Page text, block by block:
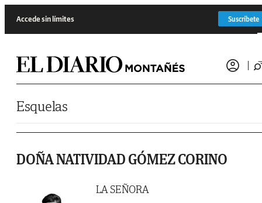
Accede sin límites Suscríbete
Esquelas
DOÑA NATIVIDAD GÓMEZ CORINO
LA SEÑORA